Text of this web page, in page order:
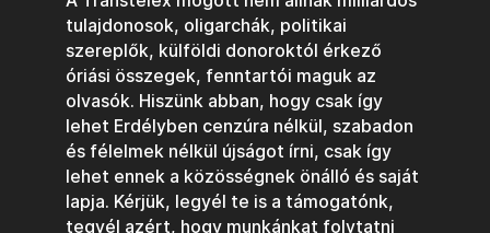
tulajdonosok, oligarchák, politikai
szereplők, külföldi donoroktól érkező
óriási összegek, fenntartói maguk az
olvasók. Hiszünk abban, hogy csak így
lehet Erdélyben cenzúra nélkül, szabadon
és félelmek nélkül újságot írni, csak így
lehet ennek a közösségnek önálló és saját
lapja. Kérjük, legyél te is a támogatónk,
tegyél azért, hogy munkánkat folytatni